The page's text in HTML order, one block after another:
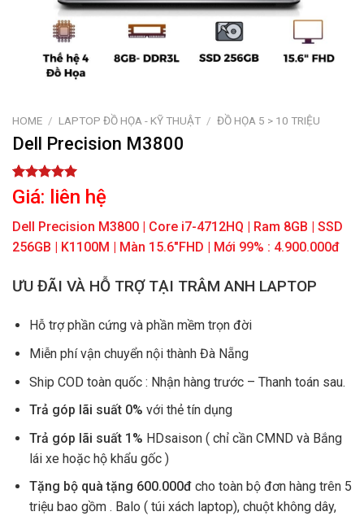
HOME / LAPTOP ĐỒ HỌA - KỸ THUẬT / ĐỒ HỌA 5 > 10 TRIỆU
Dell Precision M3800
Rated 5.00
out of 5
1
customer
rating
Giá: liên hệ
Dell Precision M3800 | Core i7-4712HQ | Ram 8GB | SSD
256GB | K1100M | Màn 15.6″FHD | Mới 99% : 4.900.000đ
ƯU ĐÃI VÀ HỖ TRỢ TẠI TRÂM ANH LAPTOP
Hỗ trợ phần cứng và phần mềm trọn đời
Miễn phí vận chuyển nội thành Đà Nẵng
Ship COD toàn quốc : Nhận hàng trước – Thanh toán sau.
Trả góp lãi suất 0% với thẻ tín dụng
Trả góp lãi suất 1% HDsaison ( chỉ cần CMND và Bắng
lái xe hoặc hộ khẩu gốc )
Tặng bộ quà tặng 600.000đ cho toàn bộ đơn hàng trên 5
triệu bao gồm . Balo ( túi xách laptop), chuột không dây,